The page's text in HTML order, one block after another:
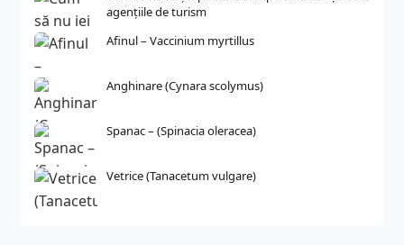
agențiile de turism
Afinul – Vaccinium myrtillus
Anghinare (Cynara scolymus)
Spanac – (Spinacia oleracea)
Vetrice (Tanacetum vulgare)